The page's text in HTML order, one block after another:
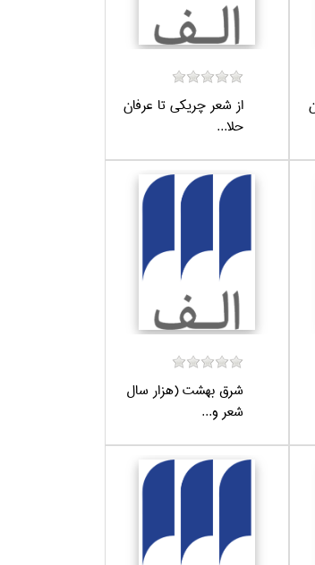
از شعر چريكي تا عرفان
حلا...
شرق بهشت (هزار سال
شعر و...